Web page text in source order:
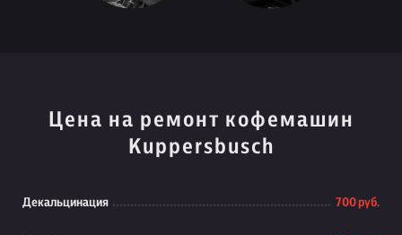
Цена на ремонт кофемашин
Kuppersbusch
Декальцинация 700 руб.